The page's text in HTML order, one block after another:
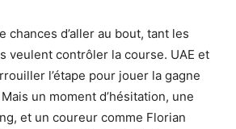
chances d’aller au bout, tant les
veulent contrôler la course. UAE et
l’étape pour jouer la gagne
un moment d’hésitation, une
et un coureur comme Florian